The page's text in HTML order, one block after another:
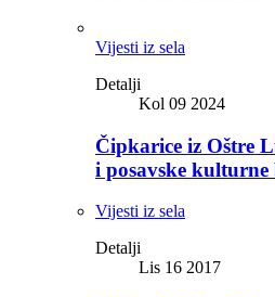
Vijesti iz sela
Detalji
Kol 09 2024
Čipkarice iz Oštre
i posavske kulturne
Vijesti iz sela
Detalji
Lis 16 2017